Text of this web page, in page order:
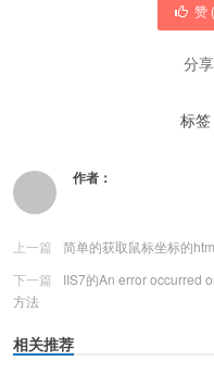
赞 (
分
标签
作者：
上一篇
简单的获取鼠标坐标的
下一篇
IIS7的An error occurred
方法
相关推荐